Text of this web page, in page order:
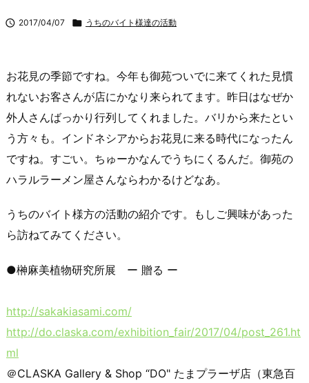
 2017/04/07  うちのバイト様達の活動
お花見の季節ですね。今年も御苑ついでに来てくれた見慣
れないお客さんが店にかなり来られてます。昨日はなぜか
外人さんばっかり行列してくれました。バリから来たとい
う方々も。インドネシアからお花見に来る時代になったん
ですね。すごい。ちゅーかなんでうちにくるんだ。御苑の
ハラルラーメン屋さんならわかるけどなあ。
うちのバイト様方の活動の紹介です。もしご興味があった
ら訪ねてみてください。
●榊麻美植物研究所展 ー 贈る ー
http://sakakiasami.com/
http://do.claska.com/exhibition_fair/2017/04/post_261.ht
ml
＠CLASKA Gallery & Shop “DO" たまプラーザ店（東急百